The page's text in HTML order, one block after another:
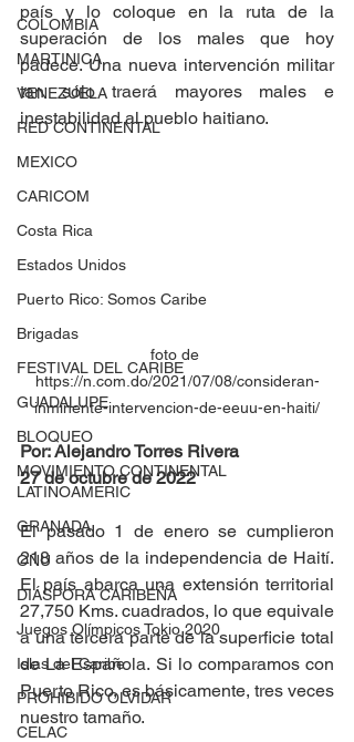
COLOMBIA
MARTINICA
VENEZUELA
RED CONTINENTAL
MEXICO
CARICOM
Costa Rica
Estados Unidos
Puerto Rico: Somos Caribe
Brigadas
FESTIVAL DEL CARIBE
GUADALUPE
BLOQUEO
MOVIMIENTO CONTINENTAL
LATINOAMERIC
GRANADA
ONU
DIÁSPORA CARIBEÑA
Juegos Olímpicos Tokio 2020
Islas del Caribe
PROHIBIDO OLVIDAR
CELAC
país y lo coloque en la ruta de la
superación de los males que hoy
padece. Una nueva intervención militar
tan sólo traerá mayores males e
inestabilidad al pueblo haitiano.
foto de
https://n.com.do/2021/07/08/consideran-
inminente-intervencion-de-eeuu-en-haiti/
Por: Alejandro Torres Rivera
27 de octubre de 2022
El pasado 1 de enero se cumplieron
218 años de la independencia de Haití.
El país abarca una extensión territorial
27,750 Kms. cuadrados, lo que equivale
a una tercera parte de la superficie total
de La Española. Si lo comparamos con
Puerto Rico, es básicamente, tres veces
nuestro tamaño.